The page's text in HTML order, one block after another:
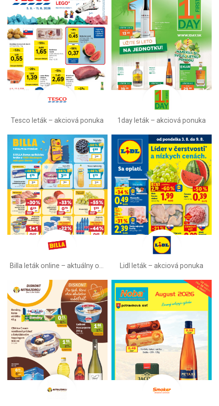
Tesco leták – akciová ponuka 1day leták – akciová ponuka
Lidl leták –⁠ akciová ponuka